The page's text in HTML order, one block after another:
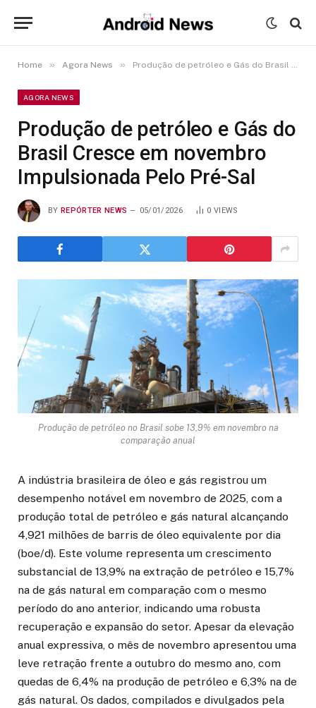
Home » Agora News » Produção de petróleo e Gás do Brasil Cresce em novembro Impulsionada Pelo Pré-Sal
AGORA NEWS
Produção de petróleo e Gás do
Brasil Cresce em novembro
Impulsionada Pelo Pré-Sal
BY REPÓRTER NEWS 05/01/2026 0 VIEWS
Produção de petróleo no Brasil sobe 13,9% em novembro na
comparação anual
A indústria brasileira de óleo e gás registrou um
desempenho notável em novembro de 2025, com a
produção total de petróleo e gás natural alcançando
4,921 milhões de barris de óleo equivalente por dia
(boe/d). Este volume representa um crescimento
substancial de 13,9% na extração de petróleo e 15,7%
na de gás natural em comparação com o mesmo
período do ano anterior, indicando uma robusta
recuperação e expansão do setor. Apesar da elevação
anual expressiva, o mês de novembro apresentou uma
leve retração frente a outubro do mesmo ano, com
quedas de 6,4% na produção de petróleo e 6,3% na de
gás natural. Os dados, compilados e divulgados pela